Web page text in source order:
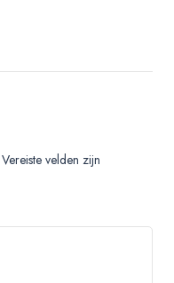
Vereiste velden zijn